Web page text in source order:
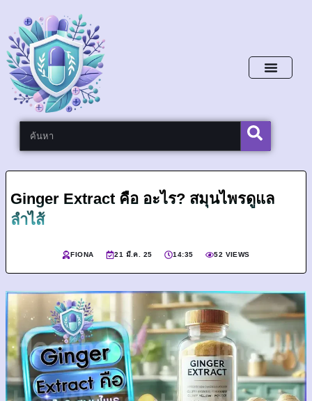
Ginger Extract คือ อะไร? สมุนไพรดูแล
ลำไส้
FIONA 21 มี.ค. 25 14:35 52 VIEWS